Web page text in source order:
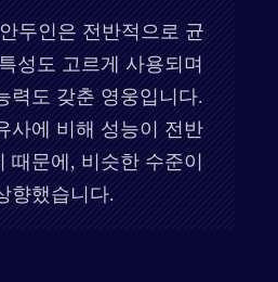
안두인은 전반적으로 균
성도 고르게 사용되며
력도 갖춘 영웅입니다.
사에 비해 성능이 전반
때문에, 비슷한 수준이
향했습니다.